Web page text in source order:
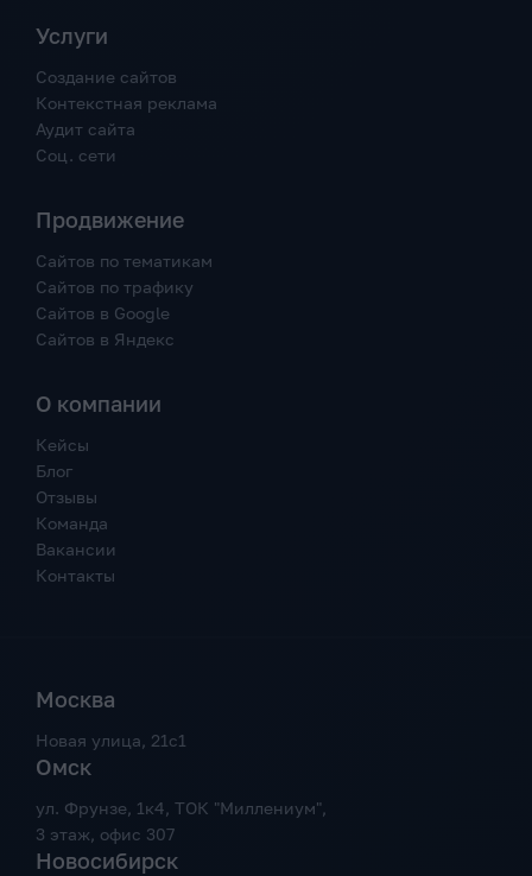
Услуги
Создание сайтов
Контекстная реклама
Аудит сайта
Соц. сети
Продвижение
Сайтов по тематикам
Сайтов по трафику
Сайтов в Google
Сайтов в Яндекс
О компании
Кейсы
Блог
Отзывы
Команда
Вакансии
Контакты
Москва
Новая улица, 21с1
Омск
ул. Фрунзе, 1к4, ТОК "Миллениум",
3 этаж, офис 307
Новосибирск